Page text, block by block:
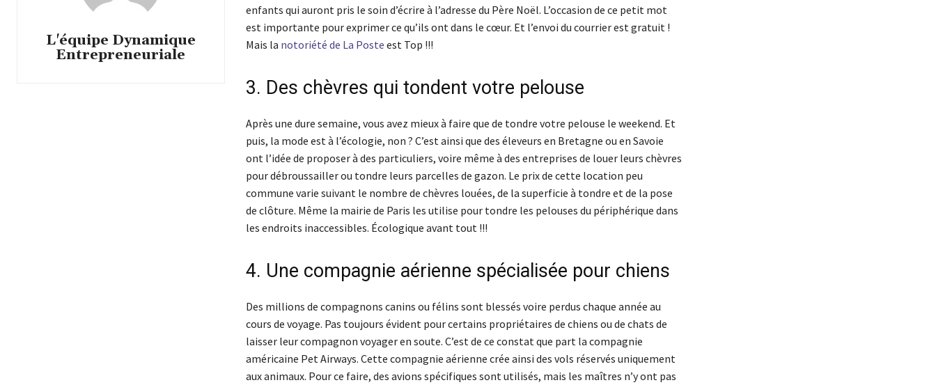
L'équipe Dynamique
Entrepreneuriale
enfants qui auront pris le soin d’écrire à l’adresse du Père Noël. L’occasion de ce petit mot
est importante pour exprimer ce qu’ils ont dans le cœur. Et l’envoi du courrier est gratuit !
Mais la notoriété de La Poste est Top !!!
3. Des chèvres qui tondent votre pelouse
Après une dure semaine, vous avez mieux à faire que de tondre votre pelouse le weekend. Et
puis, la mode est à l’écologie, non ? C’est ainsi que des éleveurs en Bretagne ou en Savoie
ont l’idée de proposer à des particuliers, voire même à des entreprises de louer leurs chèvres
pour débroussailler ou tondre leurs parcelles de gazon. Le prix de cette location peu
commune varie suivant le nombre de chèvres louées, de la superficie à tondre et de la pose
de clôture. Même la mairie de Paris les utilise pour tondre les pelouses du périphérique dans
les endroits inaccessibles. Écologique avant tout !!!
4. Une compagnie aérienne spécialisée pour chiens
Des millions de compagnons canins ou félins sont blessés voire perdus chaque année au
cours de voyage. Pas toujours évident pour certains propriétaires de chiens ou de chats de
laisser leur compagnon voyager en soute. C’est de ce constat que part la compagnie
américaine Pet Airways. Cette compagnie aérienne crée ainsi des vols réservés uniquement
aux animaux. Pour ce faire, des avions spécifiques sont utilisés, mais les maîtres n’y ont pas